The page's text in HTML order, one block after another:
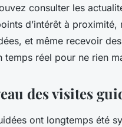
consulter les
d’intérêt à proximité,
et même recevoir des
temps réel pour ne rien
des visites
ont longtemps été